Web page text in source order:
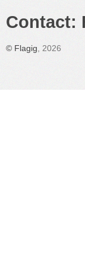
Contact:
© Flagig , 2026